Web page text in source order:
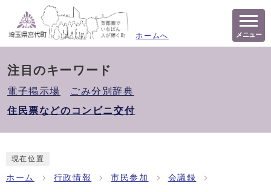
ホームへ メニュー
注目のキーワード
電子掲示場
ごみ分別辞典
住民票などのコンビニ交付
現在位置
ホーム 行政情報 市民参加 会議録